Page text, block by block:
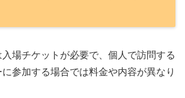
場チケットが必要で、個人で訪問する
参加する場合では料金や内容が異なり